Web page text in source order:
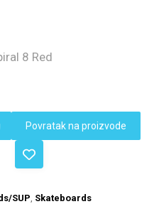
8 Red
Povratak na proizvode
SUP Skateboards